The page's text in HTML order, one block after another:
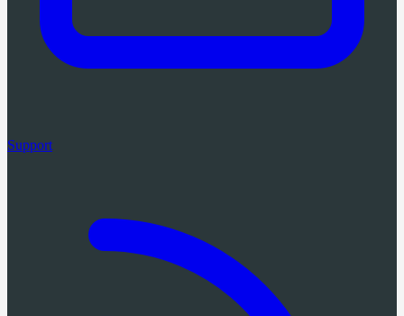
Support